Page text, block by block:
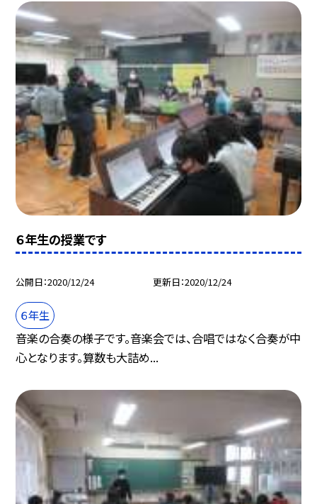
６年生の授業です
公開日 2020/12/24 更新日 2020/12/24
６年生
音楽の合奏の様子です。音楽会では、合唱ではなく合奏が中
心となります。算数も大詰め...